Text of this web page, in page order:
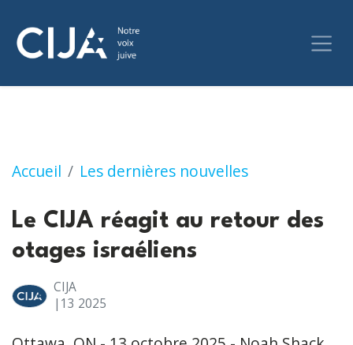
Accueil Les dernières nouvelles
Le CIJA réagit au retour des otages israéliens
Le CIJA réagit au retour des
otages israéliens
CIJA
|13 2025